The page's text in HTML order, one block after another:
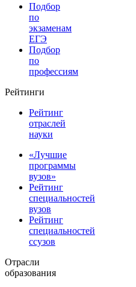
Подбор
по
экзаменам
ЕГЭ
Подбор
по
профессиям
Рейтинги
Рейтинг
отраслей
науки
«Лучшие
программы
вузов»
Рейтинг
специальностей
вузов
Рейтинг
специальностей
ссузов
Отрасли
образования